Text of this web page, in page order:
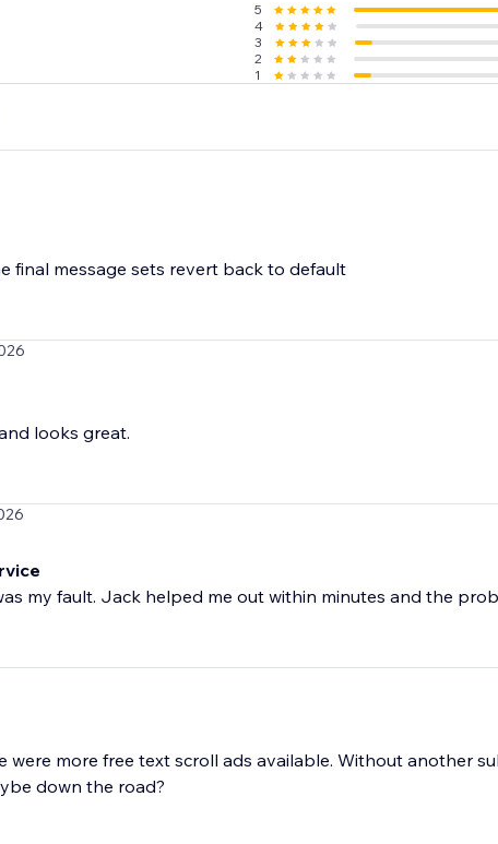
5
4
3
2
1
final message sets revert back to default
looks great.
my fault. Jack helped me out within minutes and the
were more free text scroll ads available. Without another
down the road?